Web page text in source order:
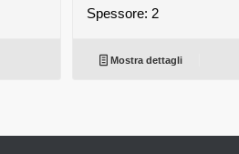
Spessore: 2
Mostra dettagli